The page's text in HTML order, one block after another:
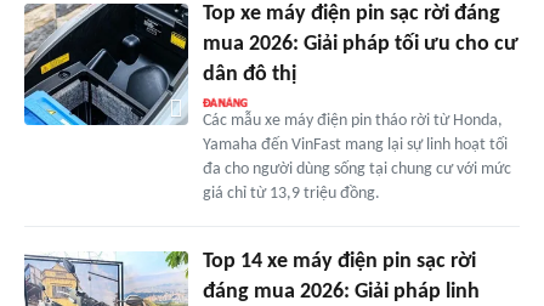
Top xe máy điện pin sạc rời đáng
mua 2026: Giải pháp tối ưu cho cư
dân đô thị
Các mẫu xe máy điện pin tháo rời từ Honda,
Yamaha đến VinFast mang lại sự linh hoạt tối
đa cho người dùng sống tại chung cư với mức
giá chỉ từ 13,9 triệu đồng.
Top 14 xe máy điện pin sạc rời
đáng mua 2026: Giải pháp linh